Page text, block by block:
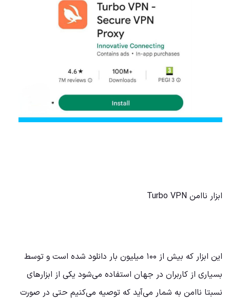
ابزار ناامن Turbo VPN
این ابزار که بیش از ۱۰۰ میلیون بار دانلود شده است و توسط
بسیاری از کاربران در جهان استفاده می‌شود یکی از ابزارهای
نسبتا ناامن به شمار می‌آید که توصیه می‌کنیم حتی در صورت